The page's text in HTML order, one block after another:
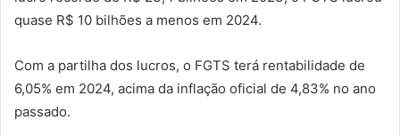
quase R$ 10 bilhões a menos em 2024.
Com a partilha dos lucros, o FGTS terá rentabilidade de
6,05% em 2024, acima da inflação oficial de 4,83% no ano
passado.